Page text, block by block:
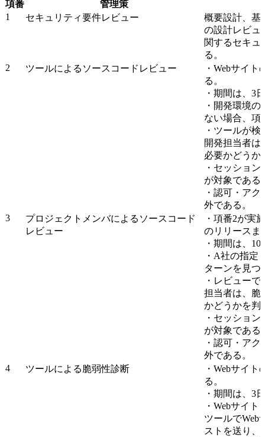
項番
管理策
1
セキュリティ要件レビュー
概要設計、基
の設計レビュ
関するセキュ
る。
2
ツールによるソースコードレビュー
・Webサイ
る。
・期間は、3
・開発環境
ない場合、項
・ツールが
開発担当者は
必要かどうか
・セッショ
が対象である
・認可・ア
外である。
3
プロジェクトメンバによるソースコード
レビュー
・項番2が実
のリリースま
・期間は、
・A社の指定
ターンを見つ
・レビュー
担当者は、脆
かどうかを判
・セッショ
が対象である
・認可・ア
外である。
4
ツールによる脆弱性診断
・Webサイ
る。
・期間は、3
・Webサイ
ツールでWeb
ストを送り、